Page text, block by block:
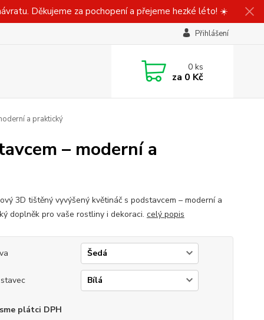
Děkujeme za pochopení a přejeme hezké léto! ☀️
Přihlášení
0ks
za 0 Kč
a praktický
– moderní a
3D tištěný vyvýšený květináč s podstavcem – moderní a
doplněk pro vaše rostliny i dekoraci. celý popis
plátci DPH